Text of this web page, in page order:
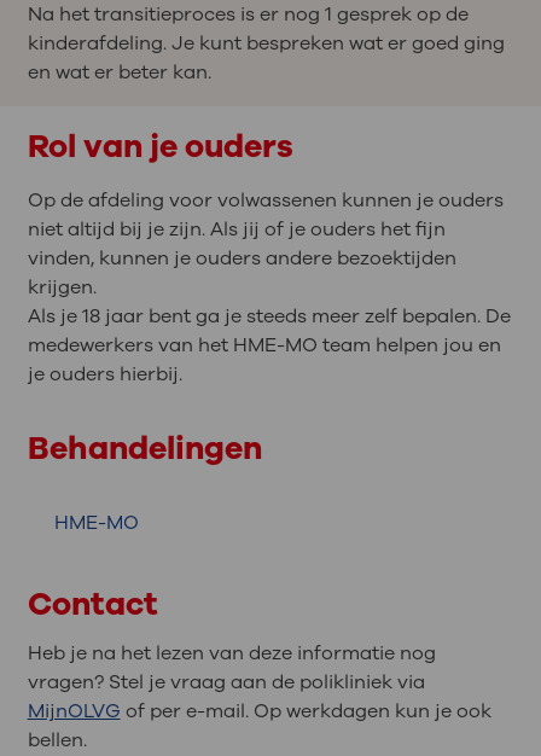
Na het transitieproces is er nog 1 gesprek op de
kinderafdeling. Je kunt bespreken wat er goed ging
en wat er beter kan.
Rol van je ouders
Op de afdeling voor volwassenen kunnen je ouders
niet altijd bij je zijn. Als jij of je ouders het fijn
vinden, kunnen je ouders andere bezoektijden
krijgen.
Als je 18 jaar bent ga je steeds meer zelf bepalen. De
medewerkers van het HME-MO team helpen jou en
je ouders hierbij.
Behandelingen
HME-MO
Contact
Heb je na het lezen van deze informatie nog
vragen? Stel je vraag aan de polikliniek via
MijnOLVG of per e-mail. Op werkdagen kun je ook
bellen.